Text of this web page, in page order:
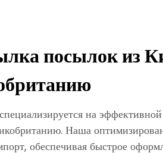
посылок из
на эффективной
Наша
обеспечивая быстрое